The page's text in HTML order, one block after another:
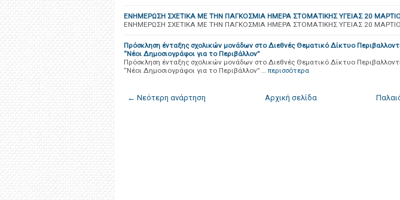
ΕΝΗΜΕΡΩΣΗ ΣΧΕΤΙΚΑ ΜΕ ΤΗΝ ΠΑΓΚΟΣΜΙΑ ΗΜΕΡΑ ΣΤΟΜΑΤΙΚΗΣ ΥΓΕΙΑΣ 20
ΕΝΗΜΕΡΩΣΗ ΣΧΕΤΙΚΑ ΜΕ ΤΗΝ ΠΑΓΚΟΣΜΙΑ ΗΜΕΡΑ ΣΤΟΜΑΤΙΚΗΣ ΥΓΕΙΑΣ 20
Πρόσκληση ένταξης σχολικών μονάδων στο Διεθνές Θεματικό Δίκτυο
“Νέοι Δημοσιογράφοι για το Περιβάλλον”
Πρόσκληση ένταξης σχολικών μονάδων στο Διεθνές Θεματικό Δίκτυο
“Νέοι Δημοσιογράφοι για το Περιβάλλον” … περισσότερα
← Νεότερη ανάρτηση Αρχική σελίδα